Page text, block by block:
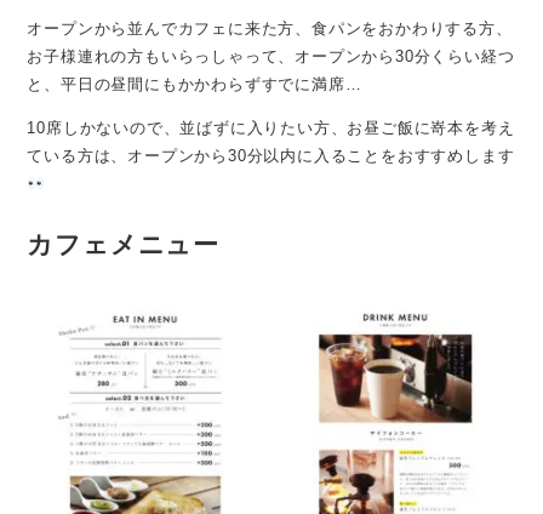
オープンから並んでカフェに来た方、食パンをおかわりする方、
お子様連れの方もいらっしゃって、オープンから30分くらい経つ
と、平日の昼間にもかかわらずすでに満席…
10席しかないので、並ばずに入りたい方、お昼ご飯に嵜本を考え
ている方は、オープンから30分以内に入ることをおすすめします
カフェメニュー